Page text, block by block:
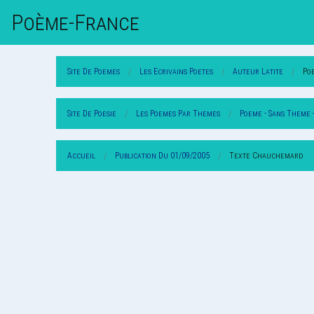
Poème-FrAnce
Site De Poemes Les Ecrivains Poetes Auteur Latite
Site De Poesie Les Poemes Par Themes Poeme - Sans Theme -
Accueil Publication Du 01/09/2005 Texte Chauchemard